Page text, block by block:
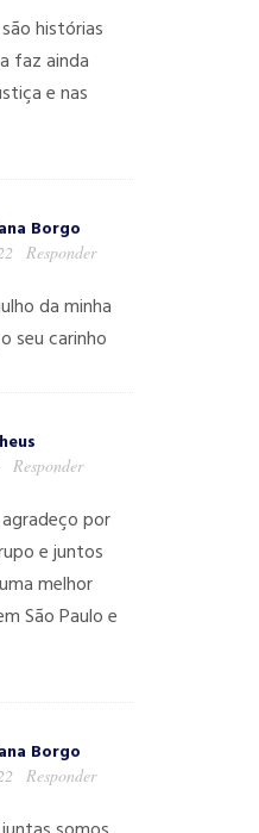
histórias
faz ainda
e nas
Borgo
Responder
da minha
seu carinho
Responder
por
e juntos
melhor
São Paulo e
Borgo
Responder